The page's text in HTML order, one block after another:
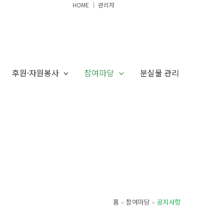
HOME │ 관리자
후원·자원봉사 참여마당 분실물 관리
홈 참여마당 공지사항